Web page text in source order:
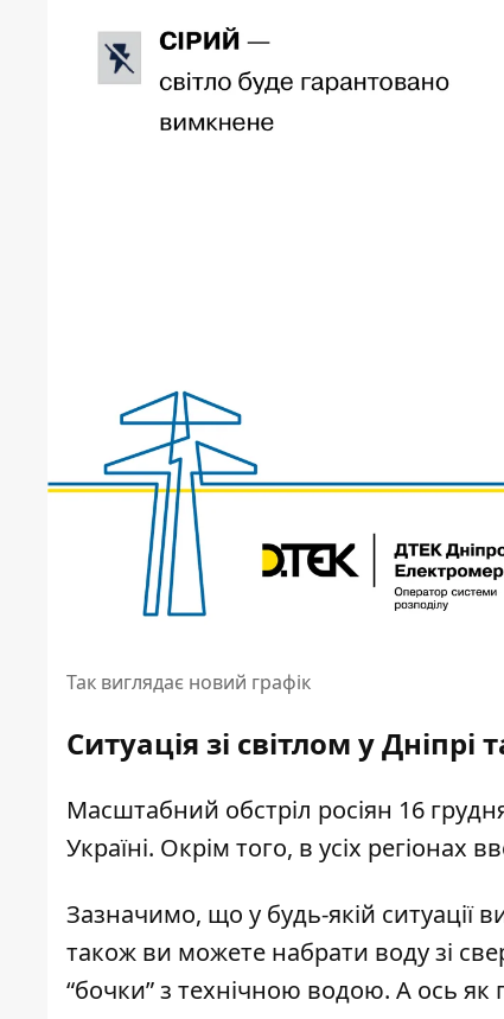
Так виглядає новий графік
Ситуація зі світлом у Дніпрі
Масштабний обстріл росіян 16
Україні. Окрім того, в усіх регіонах
Зазначимо, що у будь-якій ситуації
також ви можете набрати воду зі
“бочки”з технічною водою. А ось як